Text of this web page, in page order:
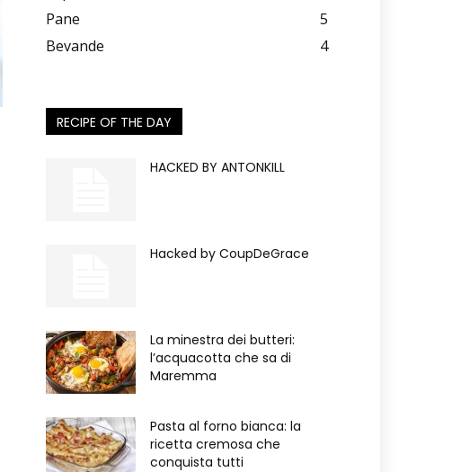
Pane
5
Bevande
4
RECIPE OF THE DAY
HACKED BY ANTONKILL
Hacked by CoupDeGrace
La minestra dei butteri:
l’acquacotta che sa di
Maremma
Pasta al forno bianca: la
ricetta cremosa che
conquista tutti